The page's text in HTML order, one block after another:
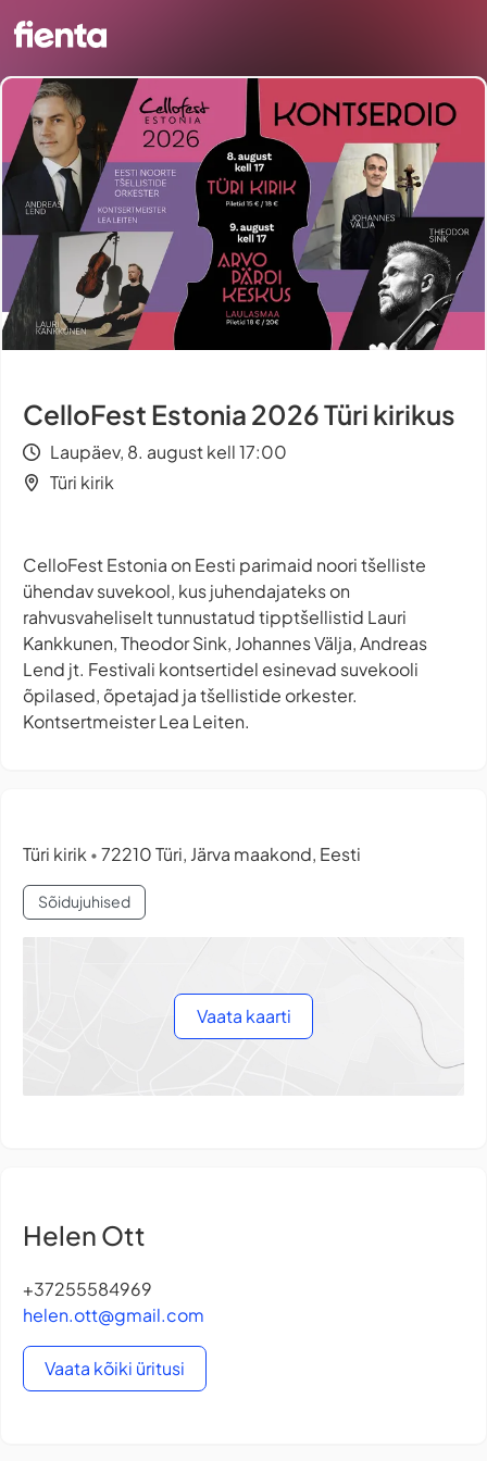
CelloFest Estonia 2026 Türi kirikus
Laupäev, 8. august kell 17:00
Türi kirik
CelloFest Estonia on Eesti parimaid noori tšelliste
ühendav suvekool, kus juhendajateks on
rahvusvaheliselt tunnustatud tipptšellistid Lauri
Kankkunen, Theodor Sink, Johannes Välja, Andreas
Lend jt. Festivali kontsertidel esinevad suvekooli
õpilased, õpetajad ja tšellistide orkester.
Kontsertmeister Lea Leiten.
Türi kirik • 72210 Türi, Järva maakond, Eesti
Sõidujuhised
Vaata kaarti
Helen Ott
+37255584969
helen.ott@gmail.com
Vaata kõiki üritusi